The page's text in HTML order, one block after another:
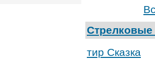
тир Сказка